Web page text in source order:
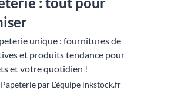
unique : fournitures de
et produits tendance pour
et votre quotidien !
par L'équipe inkstock.fr